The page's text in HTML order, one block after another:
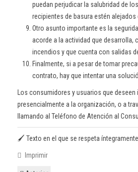
puedan perjudicar la salubridad de
recipientes de basura estén
Otro asunto importante es la
acorde a la actividad que desarrolla,
incendios y que cuenta con salidas
Finalmente, si a pesar de tomar
contrato, hay que intentar una
Los consumidores y usuarios que
presencialmente a la organización, o a
llamando al Teléfono de Atención al
🖌️ Texto en el que se respeta
Imprimir